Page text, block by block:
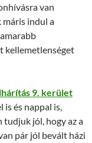
van
máris indul a
kellemetlenséget
9. kerület
is és nappal is,
tudjuk jól, hogy az a
pár jól bevált házi